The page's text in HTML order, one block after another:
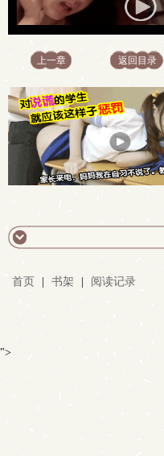
上一章 返回目录
首页 书架 阅读记录
">